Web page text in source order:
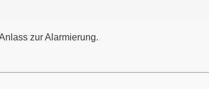
zur Alarmierung.